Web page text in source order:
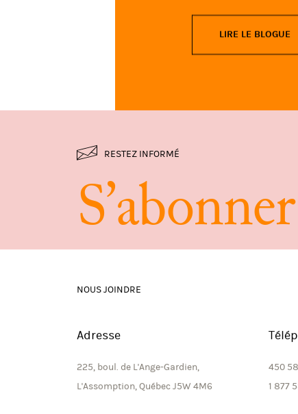
LIRE LE BLOGUE
RESTEZ INFORMÉ
S’abonner
NOUS JOINDRE
Adresse
225, boul. de L'Ange-Gardien,
L'Assomption, Québec J5W 4M6
450
1 877